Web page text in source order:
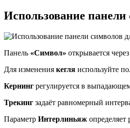
Использование панели
Панель «Символ» открывается
Для изменения кегля используйте
Кернинг регулируется в
Трекинг задаёт равномерный
Параметр Интерлиньяж определяет